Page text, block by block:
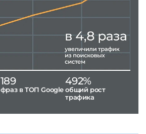
189
фраз в ТОП Google
492%
общий рост
трафика